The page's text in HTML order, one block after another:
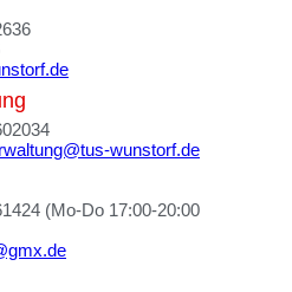
wunstorf.de
(Mo-Do 17:00-20:00